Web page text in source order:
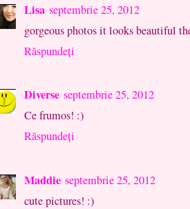
Lisa septembrie 25, 2012
gorgeous photos it looks beautiful
Răspundeți
Diverse septembrie 25, 2012
Ce frumos! :)
Răspundeți
Maddie septembrie 25, 2012
cute pictures! :)